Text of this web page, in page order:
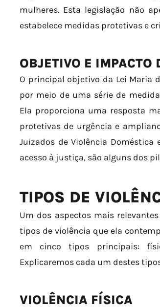
mulheres. Esta legislação não
estabelece medidas protetivas e
OBJETIVO E IMPACTO
O principal objetivo da Lei Maria
por meio de uma série de
Ela proporciona uma resposta
protetivas de urgência e
Juizados de Violência
acesso à justiça, são alguns dos
TIPOS DE
Um dos aspectos mais
tipos de violência que ela
em cinco tipos principais:
Explicaremos cada um destes
VIOLÊNCIA FÍSICA